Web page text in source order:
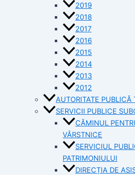
2019
2018
2017
2016
2015
2014
2013
2012
AUTORITATE PUBLICĂ
SERVICII PUBLICE
CĂMINUL
VÂRSTNICE
SERVICIUL
PATRIMONIULUI
DIRECȚIA DE